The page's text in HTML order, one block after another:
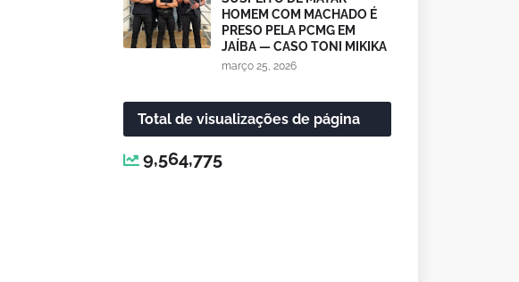
HOMEM COM MACHADO É
PRESO PELA PCMG EM
JAÍBA — CASO TONI MIKIKA
março 25, 2026
Total de visualizações de página
9,564,775